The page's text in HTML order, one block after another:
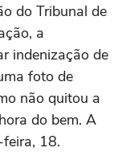
do Tribunal de
a
indenização de
foto de
não quitou a
do bem. A
18.